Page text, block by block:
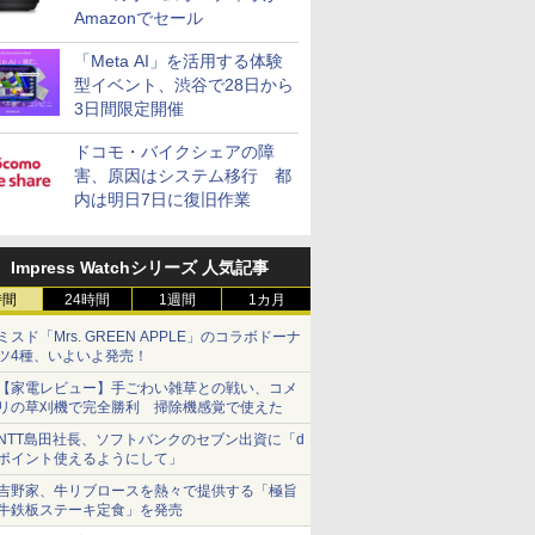
Amazonでセール
「Meta AI」を活用する体験
型イベント、渋谷で28日から
3日間限定開催
ドコモ・バイクシェアの障
害、原因はシステム移行 都
内は明日7日に復旧作業
Impress Watchシリーズ 人気記事
24時間 1週間 1カ月
スド「Mrs. GREEN APPLE」のコラボドーナ
4種、いよいよ発売！
家電レビュー】手ごわい雑草との戦い、コメ
の草刈機で完全勝利 掃除機感覚で使えた
島田社長、ソフトバンクのセブン出資に「d
イント使えるようにして」
野家、牛リブロースを熱々で提供する「極旨
鉄板ステーキ定食」を発売